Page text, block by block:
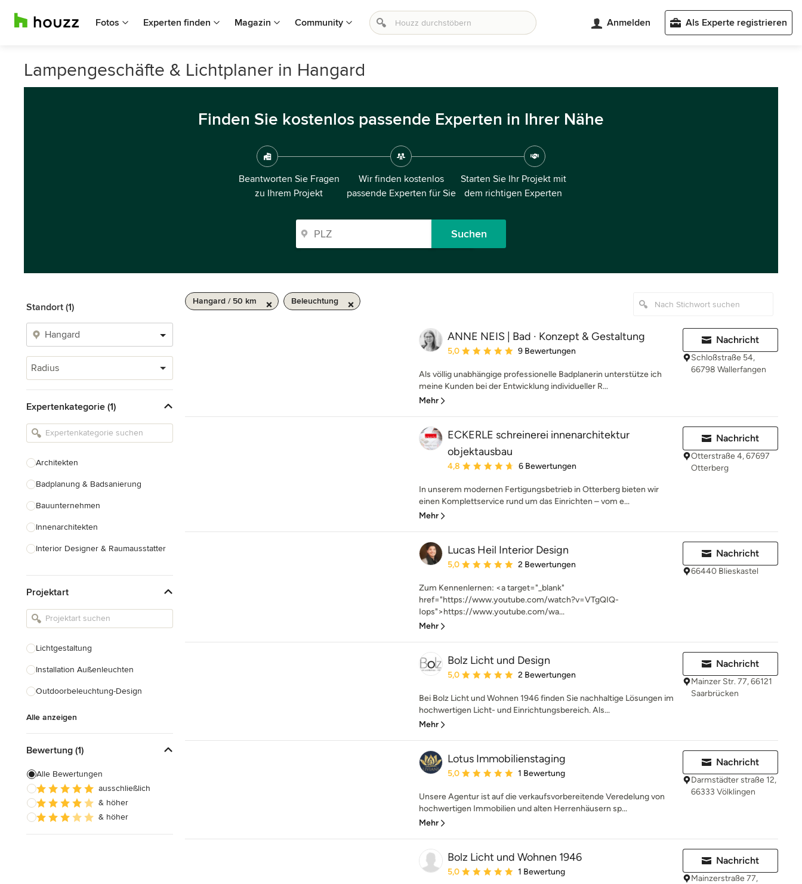
Fotos Experten finden Magazin Community Anmelden Als Experte registrieren
Lampengeschäfte & Lichtplaner in Hangard
Finden Sie kostenlos passende Experten in Ihrer Nähe
Beantworten Sie Fragen
zu Ihrem Projekt
Wir finden kostenlos
passende Experten für Sie
Starten Sie Ihr Projekt mit
dem richtigen Experten
Suchen
Standort (1)
Radius
Expertenkategorie (1)
Architekten
Badplanung & Badsanierung
Bauunternehmen
Innenarchitekten
Interior Designer & Raumausstatter
Landschaftsarchitekten
Armaturen & Sanitärbedarf
Einbauschränke
Projektart
Lichtgestaltung
Installation Außenleuchten
Outdoorbeleuchtung-Design
Alle anzeigen
Bewertung (1)
Alle Bewertungen
ausschließlich
& höher
& höher
Hangard / 50 km Beleuchtung
ANNE NEIS | Bad · Konzept & Gestaltung
Durchschnittliche Bewertung: 5 von 5 Sternen
5,0 9 Bewertungen
Als völlig unabhängige professionelle Badplanerin unterstütze ich
meine Kunden bei der Entwicklung individueller R...
Mehr
Nachricht
Schloßstraße 54,
66798 Wallerfangen
ECKERLE schreinerei innenarchitektur
objektausbau
Durchschnittliche Bewertung: 4.8 von 5 Sternen
4,8 6 Bewertungen
In unserem modernen Fertigungsbetrieb in Otterberg bieten wir
einen Komplettservice rund um das Einrichten – vom e...
Mehr
Nachricht
Otterstraße 4, 67697
Otterberg
Lucas Heil Interior Design
Durchschnittliche Bewertung: 5 von 5 Sternen
5,0 2 Bewertungen
Zum Kennenlernen: <a target="_blank"
href="https://www.youtube.com/watch?v=VTgQIQ-
Iops">https://www.youtube.com/wa...
Mehr
Nachricht
66440 Blieskastel
Bolz Licht und Design
Durchschnittliche Bewertung: 5 von 5 Sternen
5,0 2 Bewertungen
Bei Bolz Licht und Wohnen 1946 finden Sie nachhaltige Lösungen im
hochwertigen Licht- und Einrichtungsbereich. Als...
Mehr
Nachricht
Mainzer Str. 77, 66121
Saarbrücken
Lotus Immobilienstaging
Durchschnittliche Bewertung: 5 von 5 Sternen
5,0 1 Bewertung
Unsere Agentur ist auf die verkaufsvorbereitende Veredelung von
hochwertigen Immobilien und alten Herrenhäusern sp...
Mehr
Nachricht
Darmstädter straße 12,
66333 Völklingen
Bolz Licht und Wohnen 1946
Durchschnittliche Bewertung: 5 von 5 Sternen
5,0 1 Bewertung
Nachricht
Mainzerstraße 77,